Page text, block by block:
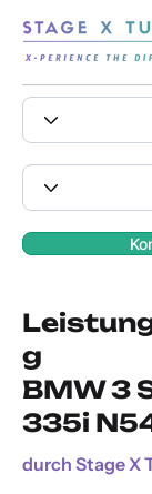
g
BMW 3
335i
durch Stage X